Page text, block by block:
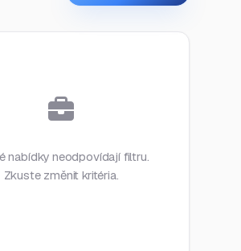
nabídky neodpovídají filtru.
Zkuste změnit kritéria.